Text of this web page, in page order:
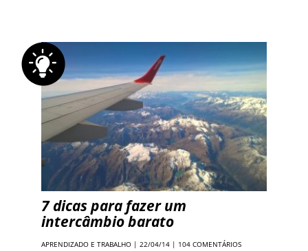
7 dicas para fazer um
intercâmbio barato
APRENDIZADO E TRABALHO | 22/04/14 | 104 COMENTÁRIOS